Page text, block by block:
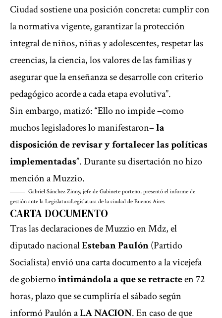
Ciudad sostiene una posición concreta: cumplir con
la normativa vigente, garantizar la protección
integral de niños, niñas y adolescentes, respetar las
creencias, la ciencia, los valores de las familias y
asegurar que la enseñanza se desarrolle con criterio
pedagógico acorde a cada etapa evolutiva”.
Sin embargo, matizó: “Ello no impide –como
muchos legisladores lo manifestaron–la
disposición de revisar y fortalecer las políticas
implementadas”. Durante su disertación no hizo
mención a Muzzio.
Gabriel Sánchez Zinny, jefe de Gabinete porteño, presentó el informe de
gestión ante la LegislaturaLegislatura de la ciudad de Buenos Aires
CARTA DOCUMENTO
Tras las declaraciones de Muzzio en Mdz, el
diputado nacionalEsteban Paulón(Partido
Socialista) envió una carta documento a la vicejefa
de gobiernointimándola a que se retracteen 72
horas, plazo que se cumpliría el sábado según
informó Paulón aLA NACION. En caso de que